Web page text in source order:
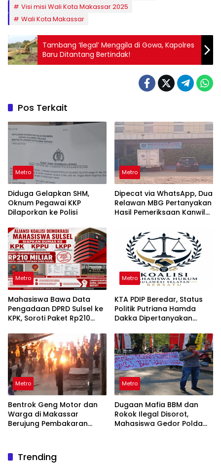
Visi misi Wali Kota Makassar 2025
Wali Kota Makassar
Tambang ‘Ilegal’ Menggila di Gowa, Kapolres
Baru Ditantang Bertindak!
Pos Terkait
Metro
Diduga Gelapkan SHM,
Oknum Pegawai KKP
Dilaporkan ke Polisi
Metro
Dipecat via WhatsApp, Dua
Relawan MBG Pertanyakan
Hasil Pemeriksaan Kanwil
Metro
Mahasiswa Bawa Data
Pengadaan DPRD Sulsel ke
KPK, Soroti Paket Rp210
Metro
KTA PDIP Beredar, Status
Politik Putriana Hamda
Dakka Dipertanyakan
Metro
Bentrok Geng Motor dan
Warga di Makassar
Berujung Pembakaran
Metro
Dugaan Mafia BBM dan
Rokok Ilegal Disorot,
Mahasiswa Gedor Polda
Trending